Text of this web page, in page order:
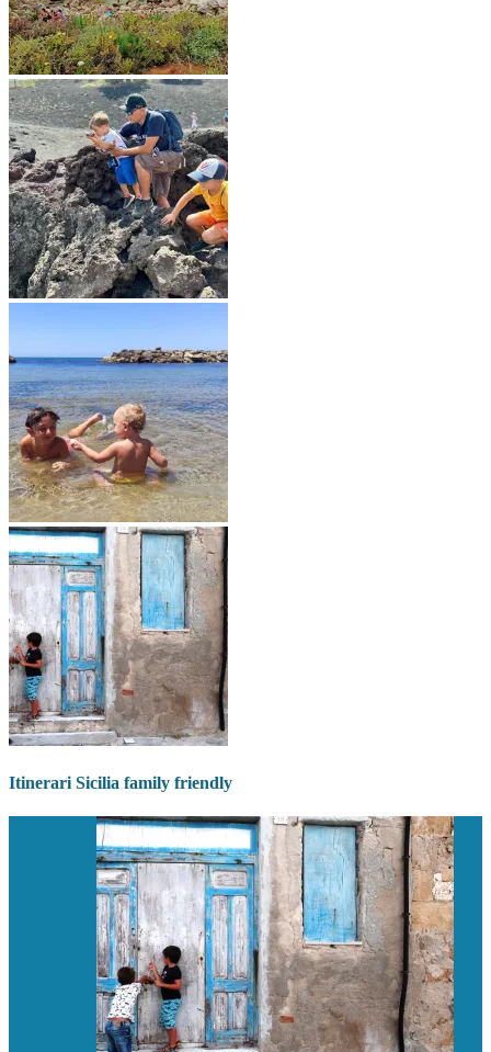
Itinerari Sicilia family friendly